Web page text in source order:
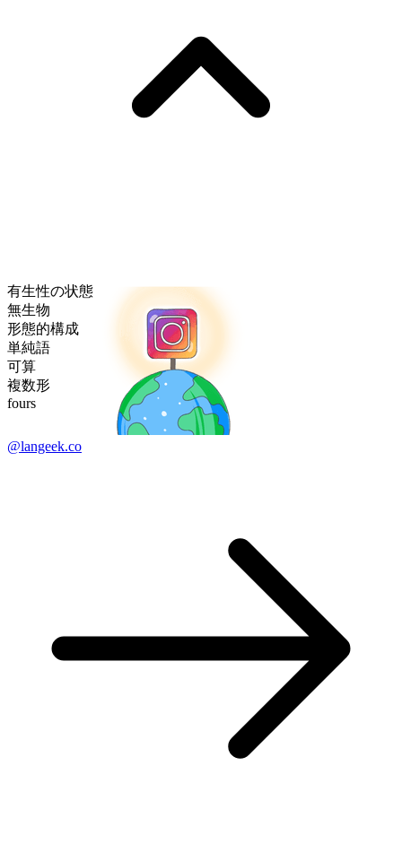
有生性の状態
無生物
形態的構成
単純語
可算
複数形
fours
@langeek.co